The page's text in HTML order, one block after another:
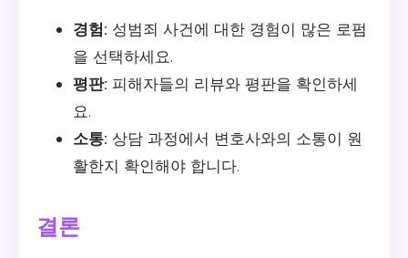
경험: 성범죄 사건에 대한 경험이 많은 로펌
을 선택하세요.
평판: 피해자들의 리뷰와 평판을 확인하세
요.
소통: 상담 과정에서 변호사와의 소통이 원
활한지 확인해야 합니다.
결론